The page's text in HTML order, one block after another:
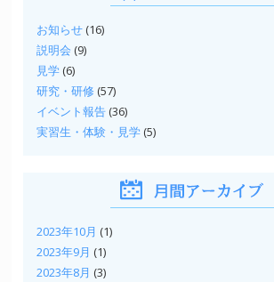
お知らせ(16)
説明会 (9)
見学(6)
研究・研修(57)
イベント報告(36)
実習生・体験・見学(5)
2023年10月 (1)
2023年9月 (1)
2023年8月 (3)